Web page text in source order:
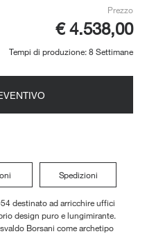
Prezzo
€ 4.538,00
Tempi di produzione: 8 Settimane
Spedizioni
destinato ad arricchire uffici
design puro e lungimirante.
Borsani come archetipo